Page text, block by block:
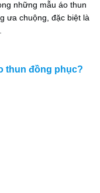
những mẫu áo thun
ưa chuộng, đặc biệt là
thun đồng phục?